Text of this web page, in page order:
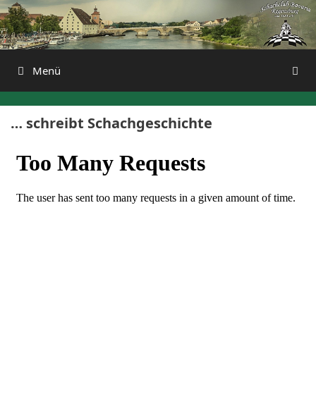
Zum
Inhalt
springen
Menü
… schreibt Schachgeschichte